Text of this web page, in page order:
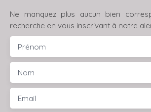
Ne manquez plus aucun bien
recherche en vous inscrivant à notre
Prénom
Nom
Email